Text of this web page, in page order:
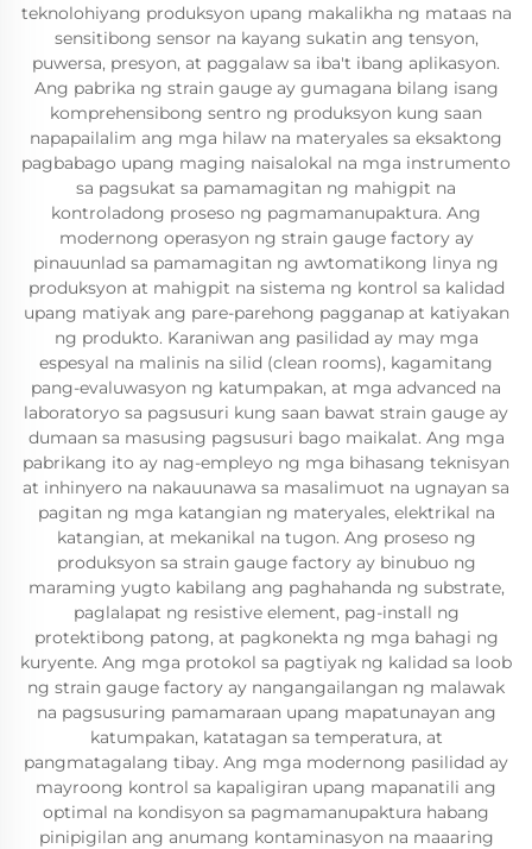
teknolohiyang produksyon upang makalikha ng mataas na
sensitibong sensor na kayang sukatin ang tensyon,
puwersa, presyon, at paggalaw sa iba't ibang aplikasyon.
Ang pabrika ng strain gauge ay gumagana bilang isang
komprehensibong sentro ng produksyon kung saan
napapailalim ang mga hilaw na materyales sa eksaktong
pagbabago upang maging naisalokal na mga instrumento
sa pagsukat sa pamamagitan ng mahigpit na
kontroladong proseso ng pagmamanupaktura. Ang
modernong operasyon ng strain gauge factory ay
pinauunlad sa pamamagitan ng awtomatikong linya ng
produksyon at mahigpit na sistema ng kontrol sa kalidad
upang matiyak ang pare-parehong pagganap at katiyakan
ng produkto. Karaniwan ang pasilidad ay may mga
espesyal na malinis na silid (clean rooms), kagamitang
pang-evaluwasyon ng katumpakan, at mga advanced na
laboratoryo sa pagsusuri kung saan bawat strain gauge ay
dumaan sa masusing pagsusuri bago maikalat. Ang mga
pabrikang ito ay nag-empleyo ng mga bihasang teknisyan
at inhinyero na nakauunawa sa masalimuot na ugnayan sa
pagitan ng mga katangian ng materyales, elektrikal na
katangian, at mekanikal na tugon. Ang proseso ng
produksyon sa strain gauge factory ay binubuo ng
maraming yugto kabilang ang paghahanda ng substrate,
paglalapat ng resistive element, pag-install ng
protektibong patong, at pagkonekta ng mga bahagi ng
kuryente. Ang mga protokol sa pagtiyak ng kalidad sa loob
ng strain gauge factory ay nangangailangan ng malawak
na pagsusuring pamamaraan upang mapatunayan ang
katumpakan, katatagan sa temperatura, at
pangmatagalang tibay. Ang mga modernong pasilidad ay
mayroong kontrol sa kapaligiran upang mapanatili ang
optimal na kondisyon sa pagmamanupaktura habang
pinipigilan ang anumang kontaminasyon na maaaring